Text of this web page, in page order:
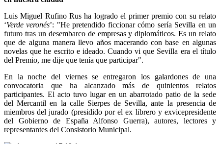
Luis Miguel Rufino Rus ha logrado el primer premio con su relato
‘Verde veronés’: "He pretendido ficcionar cómo sería Sevilla en un
futuro tras un desembarco de empresas y diplomáticos. Es un relato
que de alguna manera llevo años macerando con base en algunas
novelas que he escrito e ideado. Cuando vi que Sevilla era el título
del Premio, me dije que tenía que participar".
En la noche del viernes se entregaron los galardones de una
convocatoria que ha alcanzado más de quinientos relatos
participantes. El acto tuvo lugar en un abarrotado patio de la sede
del Mercantil en la calle Sierpes de Sevilla, ante la presencia de
miembros del jurado (presidido por el ex librero y exvicepresidente
del Gobierno de España Alfonso Guerra), autores, lectores y
representantes del Consistorio Municipal.